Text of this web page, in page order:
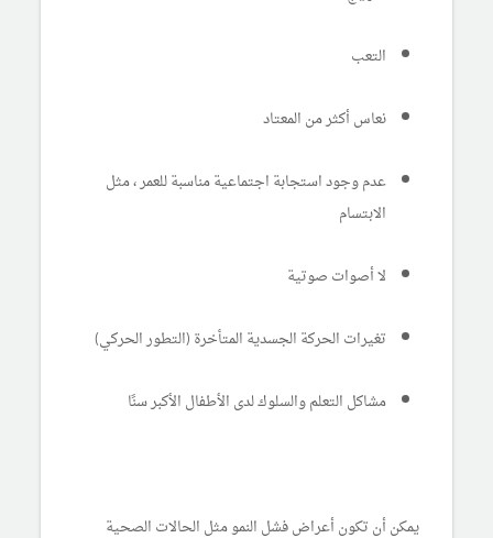
التعب
نعاس أكثر من المعتاد
عدم وجود استجابة اجتماعية مناسبة للعمر ، مثل
الابتسام
لا أصوات صوتية
تغيرات الحركة الجسدية المتأخرة (التطور الحركي)
مشاكل التعلم والسلوك لدى الأطفال الأكبر سنًا
يمكن أن تكون أعراض فشل النمو مثل الحالات الصحية